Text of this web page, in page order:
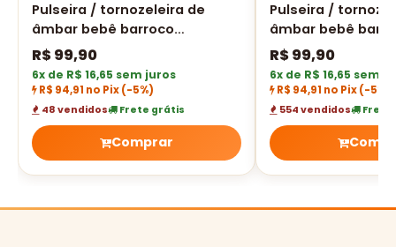
Pulseira / tornozeleira de
âmbar bebê barroco
multicolor polido - 14 cm
R$99,90
6x de R$ 16,65 sem juros
R$ 94,91 no Pix(-5%)
48 vendidos Frete grátis
Comprar
Pulseira /
âmbar bebê
polido - 14 cm
R$99,90
6x de R$ 16,65 sem
R$ 94,91 no Pix(-5%)
554 vendidos Frete